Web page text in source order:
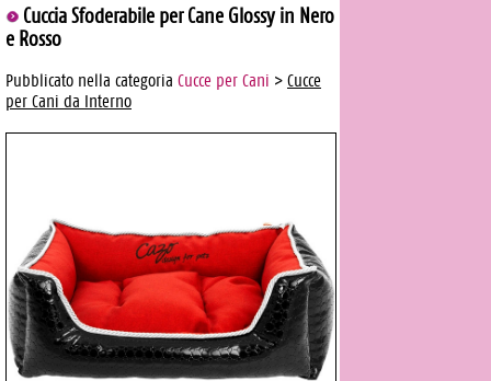
Cuccia Sfoderabile per Cane Glossy in Nero
e Rosso
Pubblicato nella categoria Cucce per Cani > Cucce
per Cani da Interno